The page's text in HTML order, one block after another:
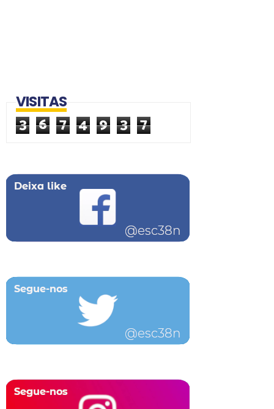
VISITAS
3 6 7 4 9 3 7